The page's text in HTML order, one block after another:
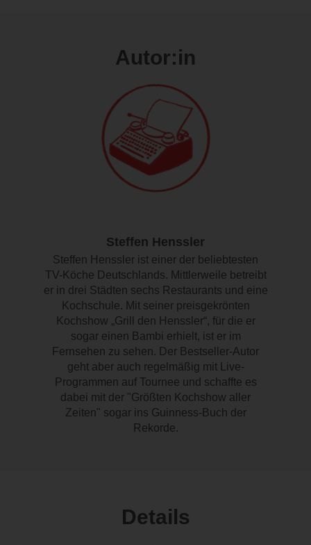
Autor:in
Steffen Henssler
Steffen Henssler ist einer der beliebtesten
TV-Köche Deutschlands. Mittlerweile betreibt
er in drei Städten sechs Restaurants und eine
Kochschule. Mit seiner preisgekrönten
Kochshow „Grill den Henssler“, für die er
sogar einen Bambi erhielt, ist er im
Fernsehen zu sehen. Der Bestseller-Autor
geht aber auch regelmäßig mit Live-
Programmen auf Tournee und schaffte es
dabei mit der "Größten Kochshow aller
Zeiten" sogar ins Guinness-Buch der
Rekorde.
Details